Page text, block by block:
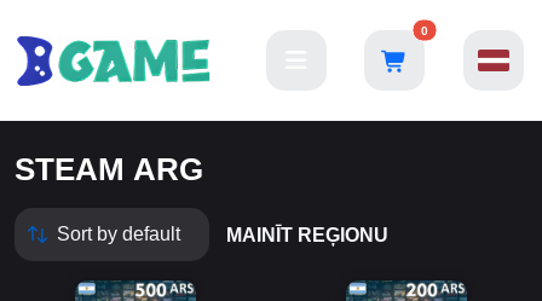
0
STEAM ARG
MAINĪT REĢIONU